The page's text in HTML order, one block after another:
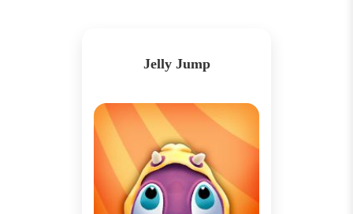
Jelly Jump